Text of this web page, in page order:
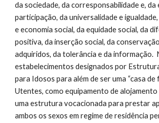
da sociedade, da corresponsabilidade e,
participação, da universalidade e
e economia social, da equidade social, da
positiva, da inserção social, da
adquiridos, da tolerância e da informação.
estabelecimentos designados por
para Idosos para além de ser uma “casa de
Utentes, como equipamento de
uma estrutura vocacionada para prestar
ambos os sexos em regime de residência